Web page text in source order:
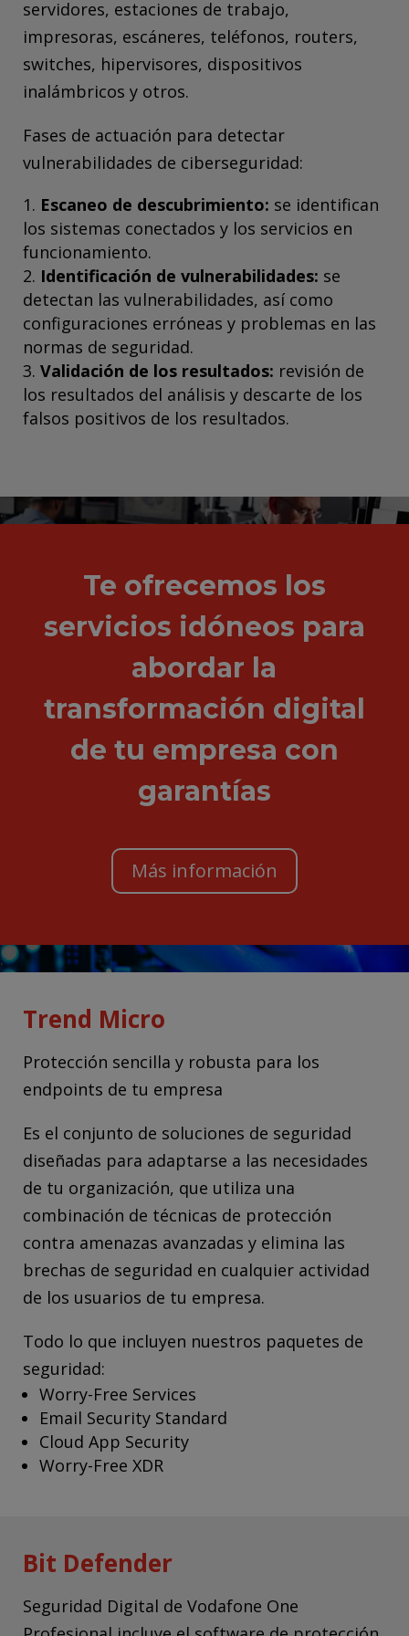
servidores, estaciones de trabajo,
impresoras, escáneres, teléfonos, routers,
switches, hipervisores, dispositivos
inalámbricos y otros.
Fases de actuación para detectar
vulnerabilidades de ciberseguridad:
Escaneo de descubrimiento: se identifican
los sistemas conectados y los servicios en
funcionamiento.
Identificación de vulnerabilidades: se
detectan las vulnerabilidades, así como
configuraciones erróneas y problemas en las
normas de seguridad.
Validación de los resultados: revisión de
los resultados del análisis y descarte de los
falsos positivos de los resultados.
.
Te ofrecemos los
servicios idóneos para
abordar la
transformación digital
de tu empresa con
garantías
Más información
.
Trend Micro
Protección sencilla y robusta para los
endpoints de tu empresa
Es el conjunto de soluciones de seguridad
diseñadas para adaptarse a las necesidades
de tu organización, que utiliza una
combinación de técnicas de protección
contra amenazas avanzadas y elimina las
brechas de seguridad en cualquier actividad
de los usuarios de tu empresa.
Todo lo que incluyen nuestros paquetes de
seguridad:
Worry-Free Services
Email Security Standard
Cloud App Security
Worry-Free XDR
Bit Defender
Seguridad Digital de Vodafone One